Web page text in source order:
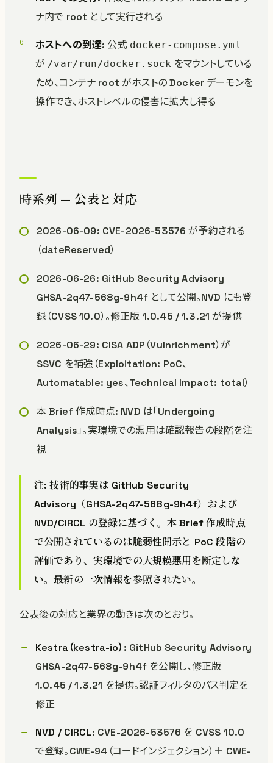
ナ内で root として実行される
ホストへの到達: 公式 docker-compose.yml
が /var/run/docker.sock をマウントしている
ため、コンテナ root がホストの Docker デーモンを
操作でき、ホストレベルの侵害に拡大し得る
時系列 — 公表と対応
2026-06-09: CVE-2026-53576 が予約される
（dateReserved）
2026-06-26: GitHub Security Advisory
GHSA-2q47-568g-9h4f として公開。NVD にも登
録（CVSS 10.0）。修正版 1.0.45 / 1.3.21 が提供
2026-06-29: CISA ADP（Vulnrichment）が
SSVC を補強（Exploitation: PoC、
Automatable: yes、Technical Impact: total）
本 Brief 作成時点: NVD は「Undergoing
Analysis」。実環境での悪用は確認報告の段階を注
視
注: 技術的事実は GitHub Security
Advisory（GHSA-2q47-568g-9h4f）および
NVD/CIRCL の登録に基づく。本 Brief 作成時点
で公開されているのは脆弱性開示と PoC 段階の
評価であり、実環境での大規模悪用を断定しな
い。最新の一次情報を参照されたい。
公表後の対応と業界の動きは次のとおり。
Kestra（kestra-io） : GitHub Security Advisory
GHSA-2q47-568g-9h4f を公開し、修正版
1.0.45 / 1.3.21 を提供。認証フィルタのパス判定を
修正
NVD / CIRCL: CVE-2026-53576 を CVSS 10.0
で登録。CWE-94（コードインジェクション）＋ CWE-